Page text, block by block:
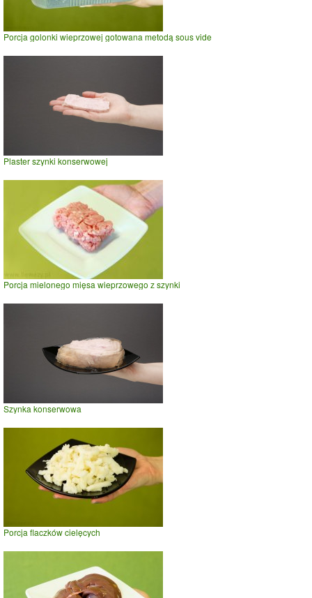
Porcja golonki wieprzowej gotowana metodą sous vide
Plaster szynki konserwowej
Porcja mielonego mięsa wieprzowego z szynki
Szynka konserwowa
Porcja flaczków cielęcych